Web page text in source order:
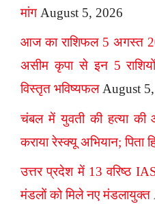
मांग August 5, 2026
आज का राशिफल 5 अगस्त
असीम कृपा से इन 5 राशियों
विस्तृत भविष्यफल August
चंबल में युवती की हत्या
कराया रेस्क्यू अभियान; पिता
उत्तर प्रदेश में 13 वरिष्ठ
मंडलों को मिले नए मंडलायुक्त